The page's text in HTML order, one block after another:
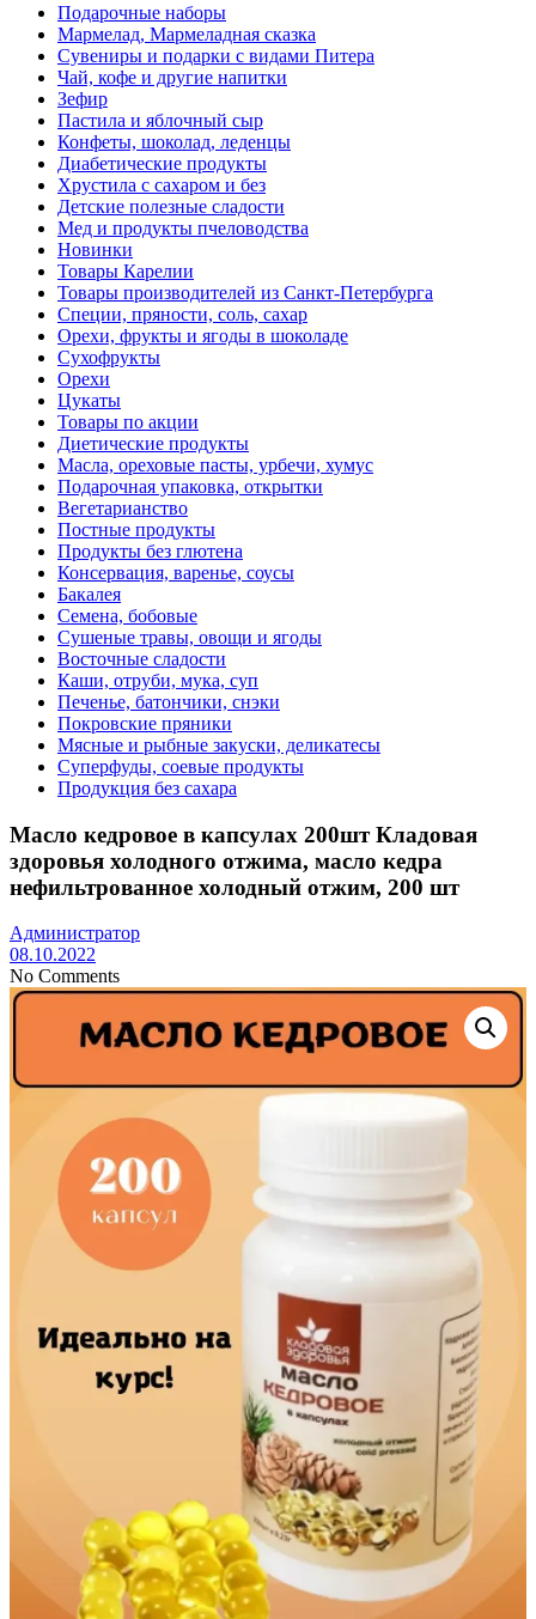
Подарочные наборы
Мармелад, Мармеладная сказка
Сувениры и подарки с видами Питера
Чай, кофе и другие напитки
Зефир
Пастила и яблочный сыр
Конфеты, шоколад, леденцы
Диабетические продукты
Хрустила с сахаром и без
Детские полезные сладости
Мед и продукты пчеловодства
Новинки
Товары Карелии
Товары производителей из Санкт-Петербурга
Специи, пряности, соль, сахар
Орехи, фрукты и ягоды в шоколаде
Сухофрукты
Орехи
Цукаты
Товары по акции
Диетические продукты
Масла, ореховые пасты, урбечи, хумус
Подарочная упаковка, открытки
Вегетарианство
Постные продукты
Продукты без глютена
Консервация, варенье, соусы
Бакалея
Семена, бобовые
Сушеные травы, овощи и ягоды
Восточные сладости
Каши, отруби, мука, суп
Печенье, батончики, снэки
Покровские пряники
Мясные и рыбные закуски, деликатесы
Суперфуды, соевые продукты
Продукция без сахара
Масло кедровое в капсулах 200шт Кладовая
здоровья холодного отжима, масло кедра
нефильтрованное холодный отжим, 200 шт
Администратор
08.10.2022
No Comments